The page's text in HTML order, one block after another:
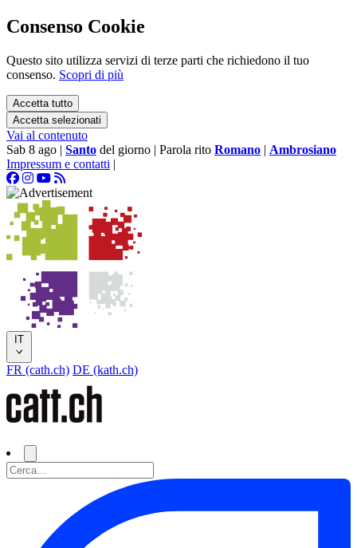
Consenso Cookie
Questo sito utilizza servizi di terze parti che richiedono il tuo
consenso. Scopri di più
Accetta tutto
Accetta selezionati
Vai al contenuto
Sab 8 ago | Santo del giorno | Parola rito Romano | Ambrosiano
Impressum e contatti |
IT
FR (cath.ch) DE (kath.ch)